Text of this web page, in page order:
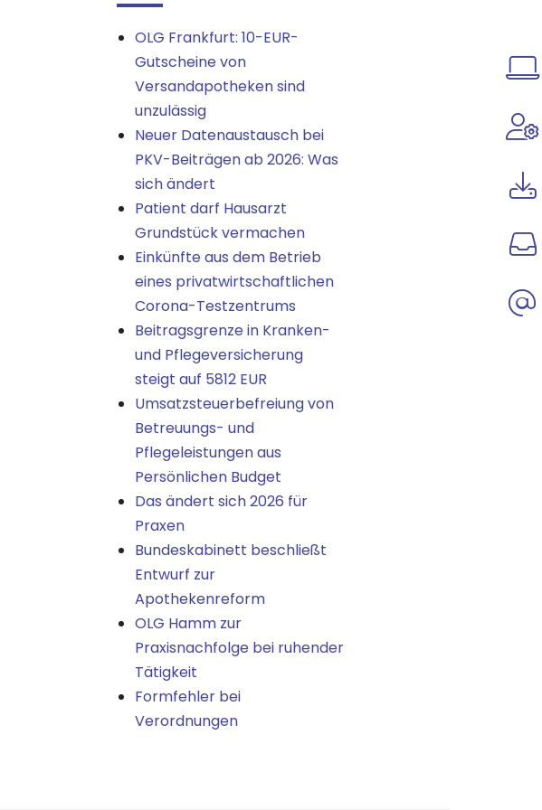
OLG Frankfurt: 10-EUR-
Gutscheine von
Versandapotheken sind
unzulässig
Neuer Datenaustausch bei
PKV-Beiträgen ab 2026: Was
sich ändert
Patient darf Hausarzt
Grundstück vermachen
Einkünfte aus dem Betrieb
eines privatwirtschaftlichen
Corona-Testzentrums
Beitragsgrenze in Kranken-
und Pflegeversicherung
steigt auf 5812 EUR
Umsatzsteuerbefreiung von
Betreuungs- und
Pflegeleistungen aus
Persönlichen Budget
Das ändert sich 2026 für
Praxen
Bundeskabinett beschließt
Entwurf zur
Apothekenreform
OLG Hamm zur
Praxisnachfolge bei ruhender
Tätigkeit
Formfehler bei
Verordnungen